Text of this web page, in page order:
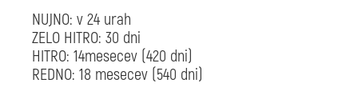
NUJNO: v 24 urah
ZELO HITRO: 30 dni
HITRO: 14mesecev (420 dni)
REDNO: 18 mesecev (540 dni)